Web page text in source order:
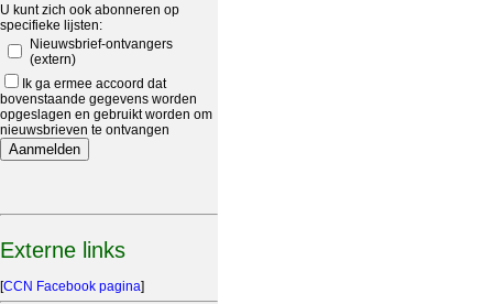
U kunt zich ook abonneren op
specifieke lijsten:
Nieuwsbrief-ontvangers
(extern)
Ik ga ermee accoord dat
bovenstaande gegevens worden
opgeslagen en gebruikt worden om
nieuwsbrieven te ontvangen
Externe links
[CCN Facebook pagina]